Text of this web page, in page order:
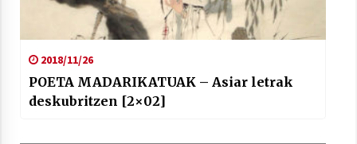
2018/11/26
POETA MADARIKATUAK – Asiar letrak
deskubritzen [2×02]